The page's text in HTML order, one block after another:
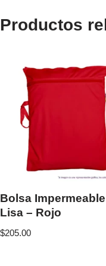
Productos
Bolsa Impermeable
Lisa – Rojo
$205.00